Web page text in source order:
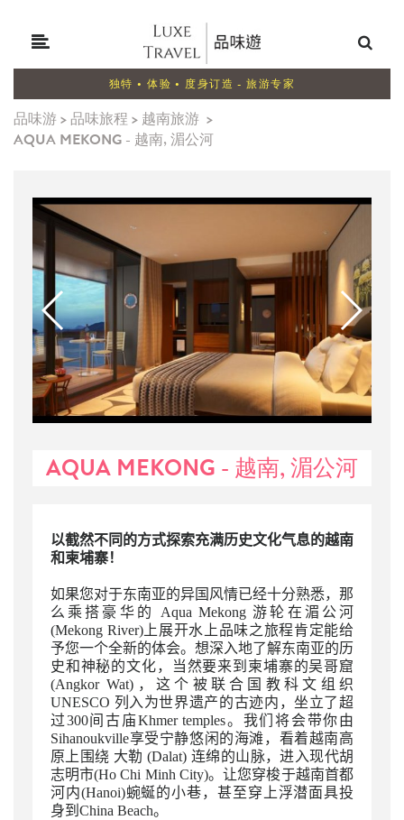
独特 • 体验 • 度身订造 - 旅游专家
品味游> 品味旅程 > 越南旅游 >
AQUA MEKONG - 越南, 湄公河
AQUA MEKONG - 越南, 湄公河
以截然不同的方式探索充满历史文化气息的越南
和柬埔寨！
如果您对于东南亚的异国风情已经十分熟悉，那
么乘搭豪华的 Aqua Mekong 游轮在湄公河
(Mekong River)上展开水上品味之旅程肯定能给
予您一个全新的体会。想深入地了解东南亚的历
史和神秘的文化，当然要来到柬埔寨的吴哥窟
(Angkor Wat)，这个被联合国教科文组织
UNESCO 列入为世界遗产的古迹内，坐立了超
过300间古庙Khmer temples。我们将会带你由
Sihanoukville享受宁静悠闲的海滩，看着越南高
原上围绕 大勒 (Dalat) 连绵的山脉，进入现代胡
志明市(Ho Chi Minh City)。让您穿梭于越南首都
河内(Hanoi)蜿蜒的小巷，甚至穿上浮潜面具投
身到China Beach。